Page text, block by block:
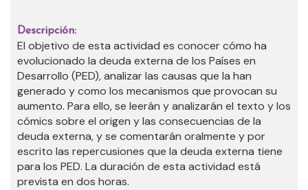
Descripción:
El objetivo de esta actividad es conocer cómo ha
evolucionado la deuda externa de los Países en
Desarrollo (PED), analizar las causas que la han
generado y como los mecanismos que provocan su
aumento. Para ello, se leerán y analizarán el texto y los
cómics sobre el origen y las consecuencias de la
deuda externa, y se comentarán oralmente y por
escrito las repercusiones que la deuda externa tiene
para los PED. La duración de esta actividad está
prevista en dos horas.